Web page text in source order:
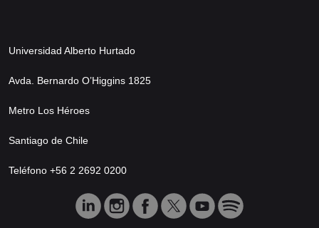
Universidad Alberto Hurtado
Avda. Bernardo O’Higgins 1825
Metro Los Héroes
Santiago de Chile
Teléfono +56 2 2692 0200